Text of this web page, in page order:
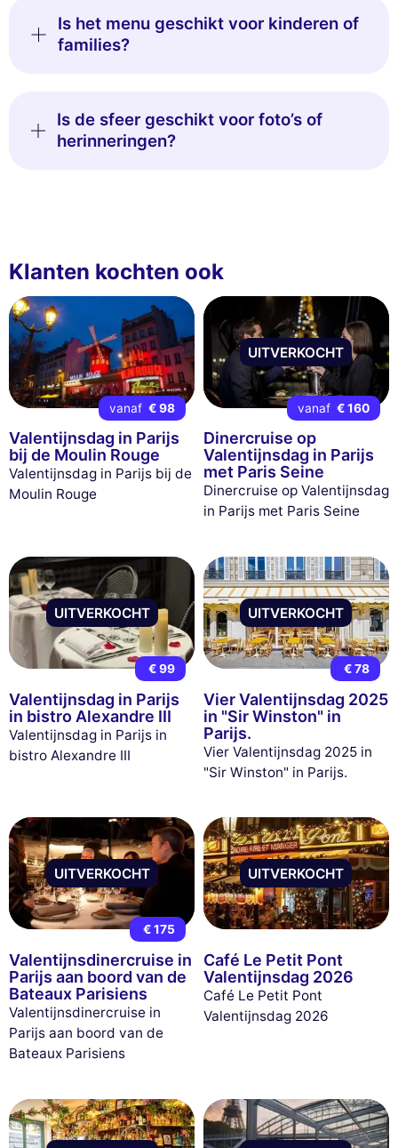
Is het menu geschikt voor kinderen of
families?
Is de sfeer geschikt voor foto’s of
herinneringen?
Klanten kochten ook
vanaf € 98
Valentijnsdag in Parijs
bij de Moulin Rouge
Valentijnsdag in Parijs bij de
Moulin Rouge
UITVERKOCHT
vanaf € 160
Dinercruise op
Valentijnsdag in Parijs
met Paris Seine
Dinercruise op Valentijnsdag
in Parijs met Paris Seine
UITVERKOCHT
€ 99
Valentijnsdag in Parijs
in bistro Alexandre III
Valentijnsdag in Parijs in
bistro Alexandre III
UITVERKOCHT
€ 78
Vier Valentijnsdag 2025
in "Sir Winston" in
Parijs.
Vier Valentijnsdag 2025 in
"Sir Winston" in Parijs.
UITVERKOCHT
€ 175
Valentijnsdinercruise in
Parijs aan boord van de
Bateaux Parisiens
Valentijnsdinercruise in
Parijs aan boord van de
Bateaux Parisiens
UITVERKOCHT
Café Le Petit Pont
Valentijnsdag 2026
Café Le Petit Pont
Valentijnsdag 2026